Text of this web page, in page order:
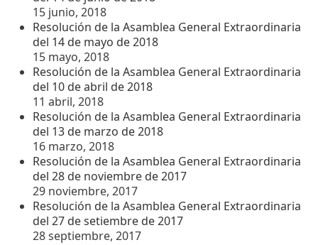
15 junio, 2018
Resolución de la Asamblea General Extraordinaria
del 14 de mayo de 2018
15 mayo, 2018
Resolución de la Asamblea General Extraordinaria
del 10 de abril de 2018
11 abril, 2018
Resolución de la Asamblea General Extraordinaria
del 13 de marzo de 2018
16 marzo, 2018
Resolución de la Asamblea General Extraordinaria
del 28 de noviembre de 2017
29 noviembre, 2017
Resolución de la Asamblea General Extraordinaria
del 27 de setiembre de 2017
28 septiembre, 2017